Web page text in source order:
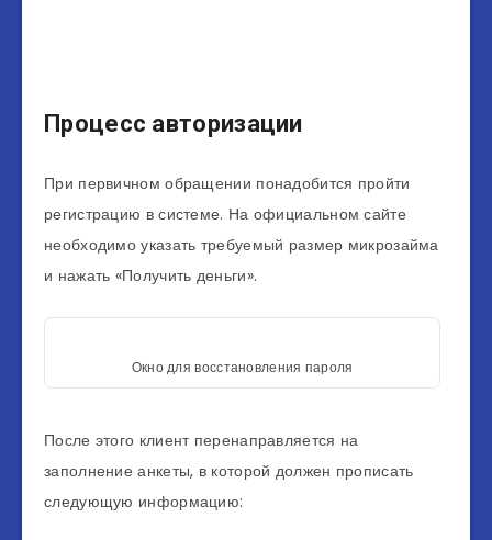
Процесс авторизации
При первичном обращении понадобится пройти
регистрацию в системе. На официальном сайте
необходимо указать требуемый размер микрозайма
и нажать «Получить деньги».
Окно для восстановления пароля
После этого клиент перенаправляется на
заполнение анкеты, в которой должен прописать
следующую информацию: